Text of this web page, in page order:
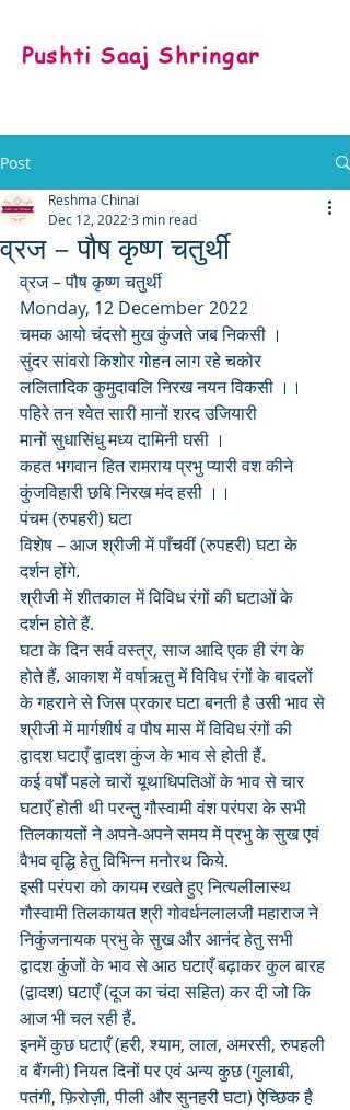
Pushti Saaj Shringar
Post
व्रज – पौष कृष्ण चतुर्थी
Reshma Chinai
Dec 12, 2022 3 min read
व्रज – पौष कृष्ण चतुर्थी
Monday, 12 December 2022
चमक आयो चंदसो मुख कुंजते जब निकसी ।
सुंदर सांवरो किशोर गोहन लाग रहे चकोर
ललितादिक कुमुदावलि निरख नयन विकसी ।।
पहिरे तन श्वेत सारी मानों शरद उजियारी
मानों सुधासिंधु मध्य दामिनी घसी ।
कहत भगवान हित रामराय प्रभु प्यारी वश कीने
कुंजविहारी छबि निरख मंद हसी ।।
पंचम (रुपहरी) घटा
विशेष – आज श्रीजी में पाँचवीं (रुपहरी) घटा के
दर्शन होंगे.
श्रीजी में शीतकाल में विविध रंगों की घटाओं के
दर्शन होते हैं.
घटा के दिन सर्व वस्त्र, साज आदि एक ही रंग के
होते हैं. आकाश में वर्षाऋतु में विविध रंगों के बादलों
के गहराने से जिस प्रकार घटा बनती है उसी भाव से
श्रीजी में मार्गशीर्ष व पौष मास में विविध रंगों की
द्वादश घटाएँ द्वादश कुंज के भाव से होती हैं.
कई वर्षों पहले चारों यूथाधिपतिओं के भाव से चार
घटाएँ होती थी परन्तु गौस्वामी वंश परंपरा के सभी
तिलकायतों ने अपने-अपने समय में प्रभु के सुख एवं
वैभव वृद्धि हेतु विभिन्न मनोरथ किये.
इसी परंपरा को कायम रखते हुए नित्यलीलास्थ
गौस्वामी तिलकायत श्री गोवर्धनलालजी महाराज ने
निकुंजनायक प्रभु के सुख और आनंद हेतु सभी
द्वादश कुंजों के भाव से आठ घटाएँ बढ़ाकर कुल बारह
(द्वादश) घटाएँ (दूज का चंदा सहित) कर दी जो कि
आज भी चल रही हैं.
इनमें कुछ घटाएँ (हरी, श्याम, लाल, अमरसी, रुपहली
व बैंगनी) नियत दिनों पर एवं अन्य कुछ (गुलाबी,
पतंगी, फ़िरोज़ी, पीली और सुनहरी घटा) ऐच्छिक है